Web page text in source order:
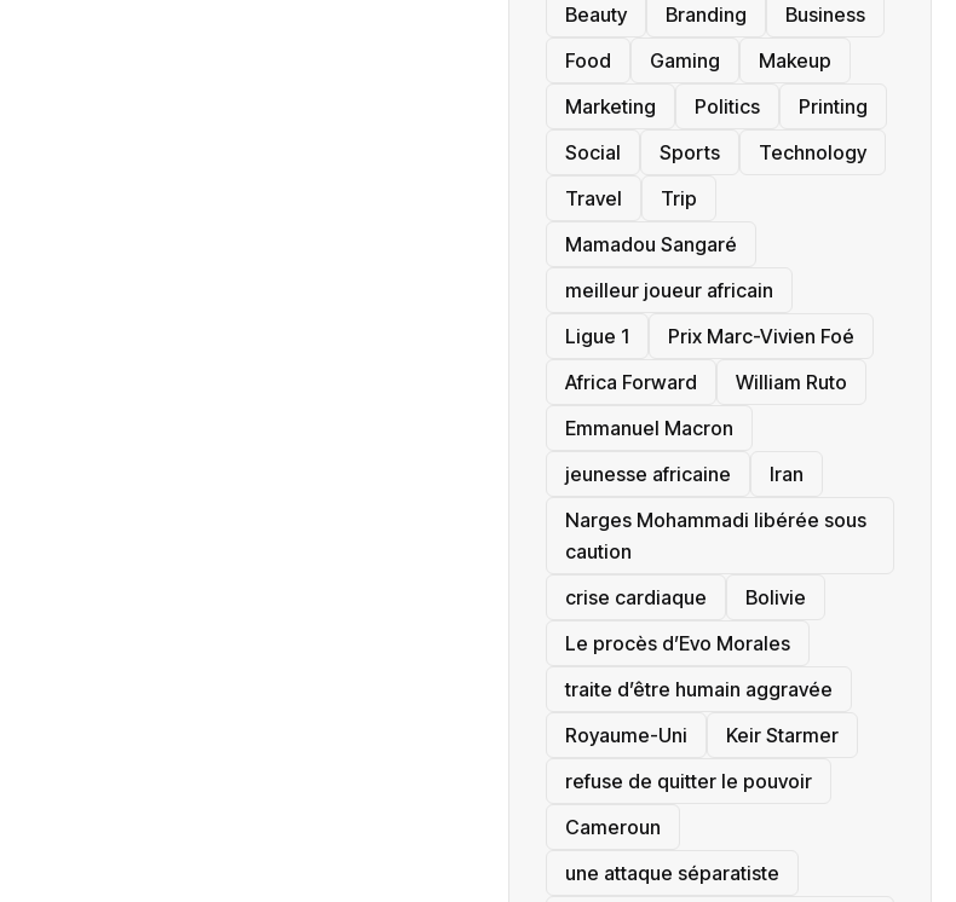
Beauty Branding
Business
Food
Gaming
Makeup
Marketing
Politics
Printing
Social
Sports
Technology
Travel
Trip
Mamadou Sangaré
meilleur joueur africain
Ligue 1
Prix Marc-Vivien Foé
‎Africa Forward
William Ruto
Emmanuel Macron
jeunesse africaine
‎Iran
Narges Mohammadi libérée sous
caution
crise cardiaque
‎Bolivie
Le procès d’Evo Morales
traite d’être humain aggravée
‎Royaume-Uni
Keir Starmer
refuse de quitter le pouvoir
‎Cameroun
une attaque séparatiste